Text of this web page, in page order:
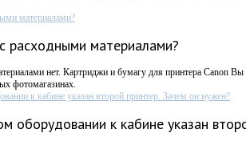
материалами?
расходными материалами?
нет. Картриджи и бумагу для принтера Canon Вы
фотомагазинах.
к кабине указан второй принтер. Зачем он нужен?
оборудовании к кабине указан